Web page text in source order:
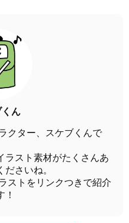
くん
クター、スケブくんで
ラスト素材がたくさんあ
さいね。
ストをリンクつきで紹介
！